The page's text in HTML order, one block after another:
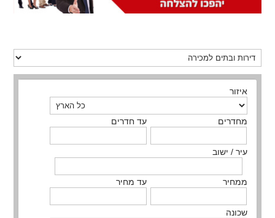
איזור
מחדרים עד חדרים
עיר / ישוב
ממחיר עד מחיר
שכונה